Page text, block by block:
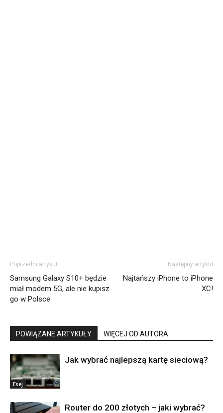
Poprzedni artykuł
Samsung Galaxy S10+ będzie
miał modem 5G, ale nie kupisz
go w Polsce
Następny artykuł
Najtańszy iPhone to iPhone
XC!
POWIĄZANE ARTYKUŁY WIĘCEJ OD AUTORA
Esej
Jak wybrać najlepszą kartę sieciową?
Router do 200 złotych – jaki wybrać?